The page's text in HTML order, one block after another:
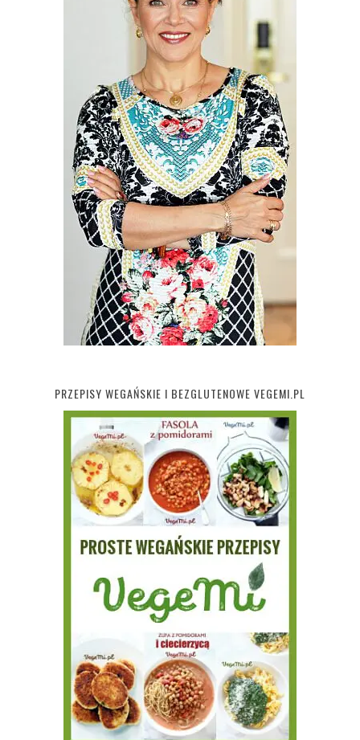
PRZEPISY WEGAŃSKIE I BEZGLUTENOWE VEGEMI.PL